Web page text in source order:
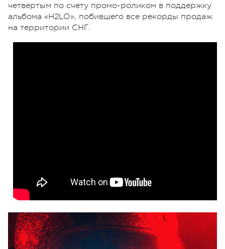
четвертым по счету промо-роликом в поддержку
альбома «H2LO», побившего все рекорды продаж
на территории СНГ.